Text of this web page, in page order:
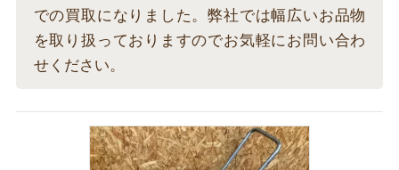
での買取になりました。弊社では幅広いお品物
を取り扱っておりますのでお気軽にお問い合わ
せください。